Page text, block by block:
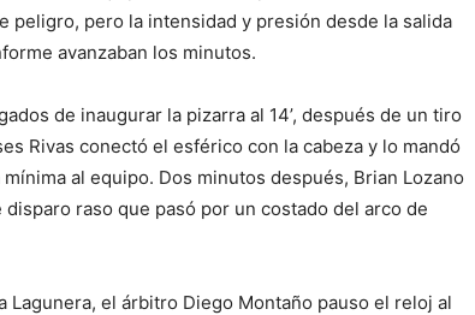
peligro, pero la intensidad y presión desde la salida
avanzaban los minutos.
de inaugurar la pizarra al 14’, después de un tiro
Rivas conectó el esférico con la cabeza y lo mandó
al equipo. Dos minutos después, Brian Lozano
disparo raso que pasó por un costado del arco de
Lagunera, el árbitro Diego Montaño pauso el reloj al